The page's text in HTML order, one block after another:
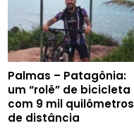
Palmas – Patagônia:
um “rolê” de bicicleta
com 9 mil quilômetros
de distância